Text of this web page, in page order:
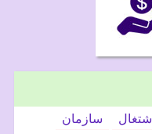
اشتغال
سازمان